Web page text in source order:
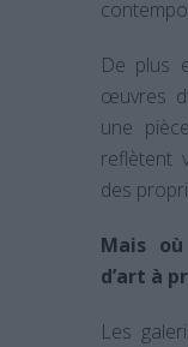
De plus
œuvres
une
reflètent
des
Mais
d’art à
Les